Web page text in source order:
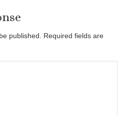
published. Required fields are